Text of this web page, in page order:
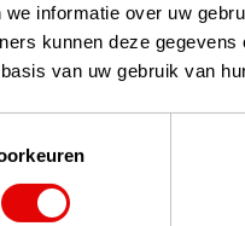
informatie over uw
kunnen deze
van uw gebruik van